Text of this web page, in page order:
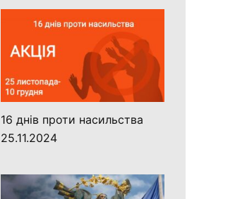
16 днів проти насильства
25.11.2024